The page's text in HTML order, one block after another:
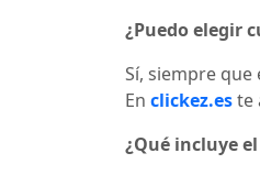
¿Puedo elegir
Sí, siempre
En clickez.este
¿Qué incluye